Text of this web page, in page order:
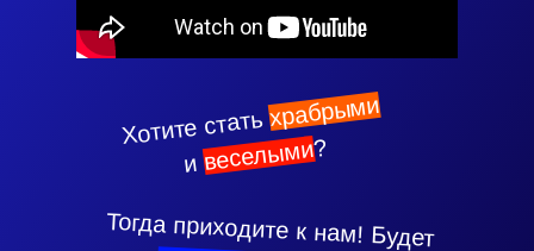
Тогда приходите к нам! Будет
Хотите статьхрабрыми
ивеселыми?